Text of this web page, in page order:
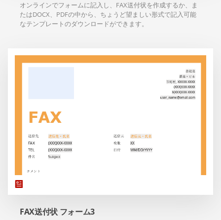
オンラインでフォームに記入し、FAX送付状を作成するか、ま
たはDOCX、PDFの中から、ちょうど望ましい形式で記入可能
なテンプレートのダウンロードができます。
FAX送付状 フォーム3